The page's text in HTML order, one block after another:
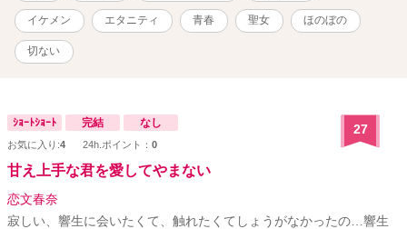
イケメン エタニティ 青春 聖女 ほのぼの
切ない
ｼｮｰﾄｼｮｰﾄ 完結 なし
お気に入り:4 24h.ポイント： 0
27
甘え上手な君を愛してやまない
恋文春奈
寂しい、響生に会いたくて、触れたくてしょうがなかったの…響生